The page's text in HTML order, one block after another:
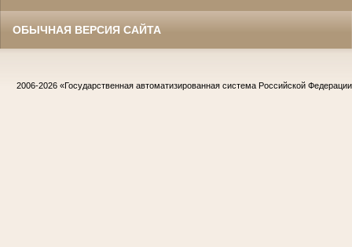
ОБЫЧНАЯ ВЕРСИЯ САЙТА
2006-2026 «Государственная автоматизированная система Российской